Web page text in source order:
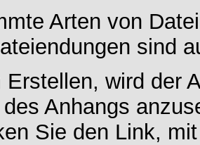
Arten von
sind
Erstellen, wird der
Anhangs
Sie den Link,